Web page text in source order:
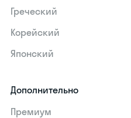
Греческий
Корейский
Японский
Дополнительно
Премиум